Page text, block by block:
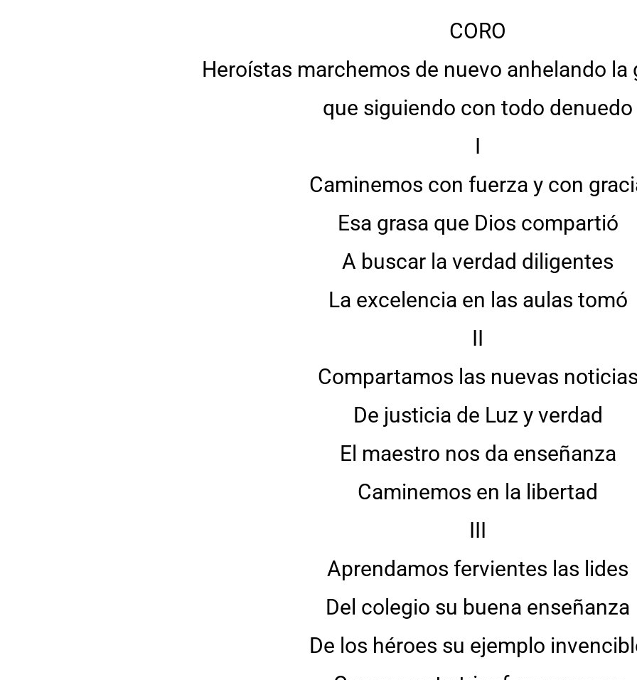
CORO
Heroístas marchemos de nuevo anhelando la
que siguiendo con todo denuedo
I
Caminemos con fuerza y con
Esa grasa que Dios compartió
A buscar la verdad diligentes
La excelencia en las aulas tomó
II
Compartamos las nuevas
De justicia de Luz y verdad
El maestro nos da enseñanza
Caminemos en la libertad
III
Aprendamos fervientes las lides
Del colegio su buena enseñanza
De los héroes su ejemplo